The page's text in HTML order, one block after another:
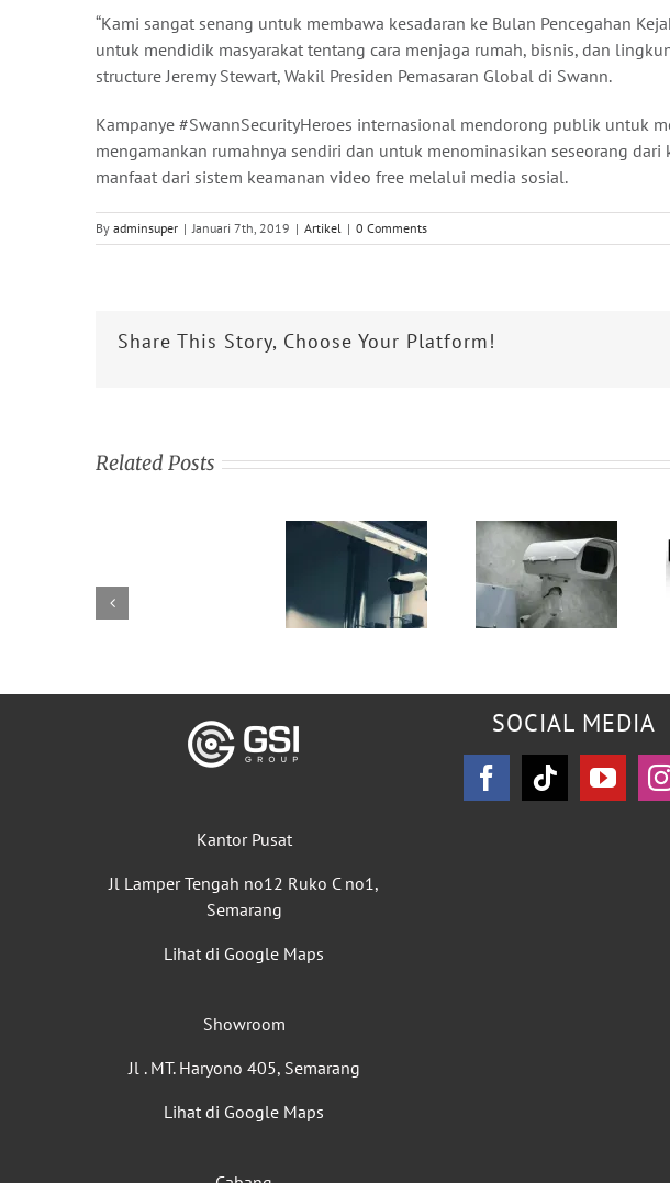
“Kami sangat senang untuk membawa kesadaran ke Bulan Pencegahan
untuk mendidik masyarakat tentang cara menjaga rumah, bisnis, dan
structure Jeremy Stewart, Wakil Presiden Pemasaran Global di Swann.
Kampanye #SwannSecurityHeroes internasional mendorong publik untuk
mengamankan rumahnya sendiri dan untuk menominasikan seseorang
manfaat dari sistem keamanan video free melalui media sosial.
By adminsuper | Januari 7th, 2019 | Artikel | 0 Comments
Share This Story, Choose Your Platform!
Related Posts
Kantor Pusat
Jl Lamper Tengah no12 Ruko C no1,
Semarang
Lihat di Google Maps
Showroom
Jl . MT. Haryono 405, Semarang
Lihat di Google Maps
SOCIAL MEDIA